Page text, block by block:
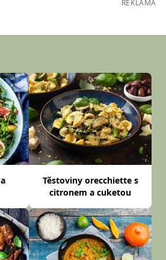
REKLAMA
Těstoviny orecchiette s
citronem a cuketou